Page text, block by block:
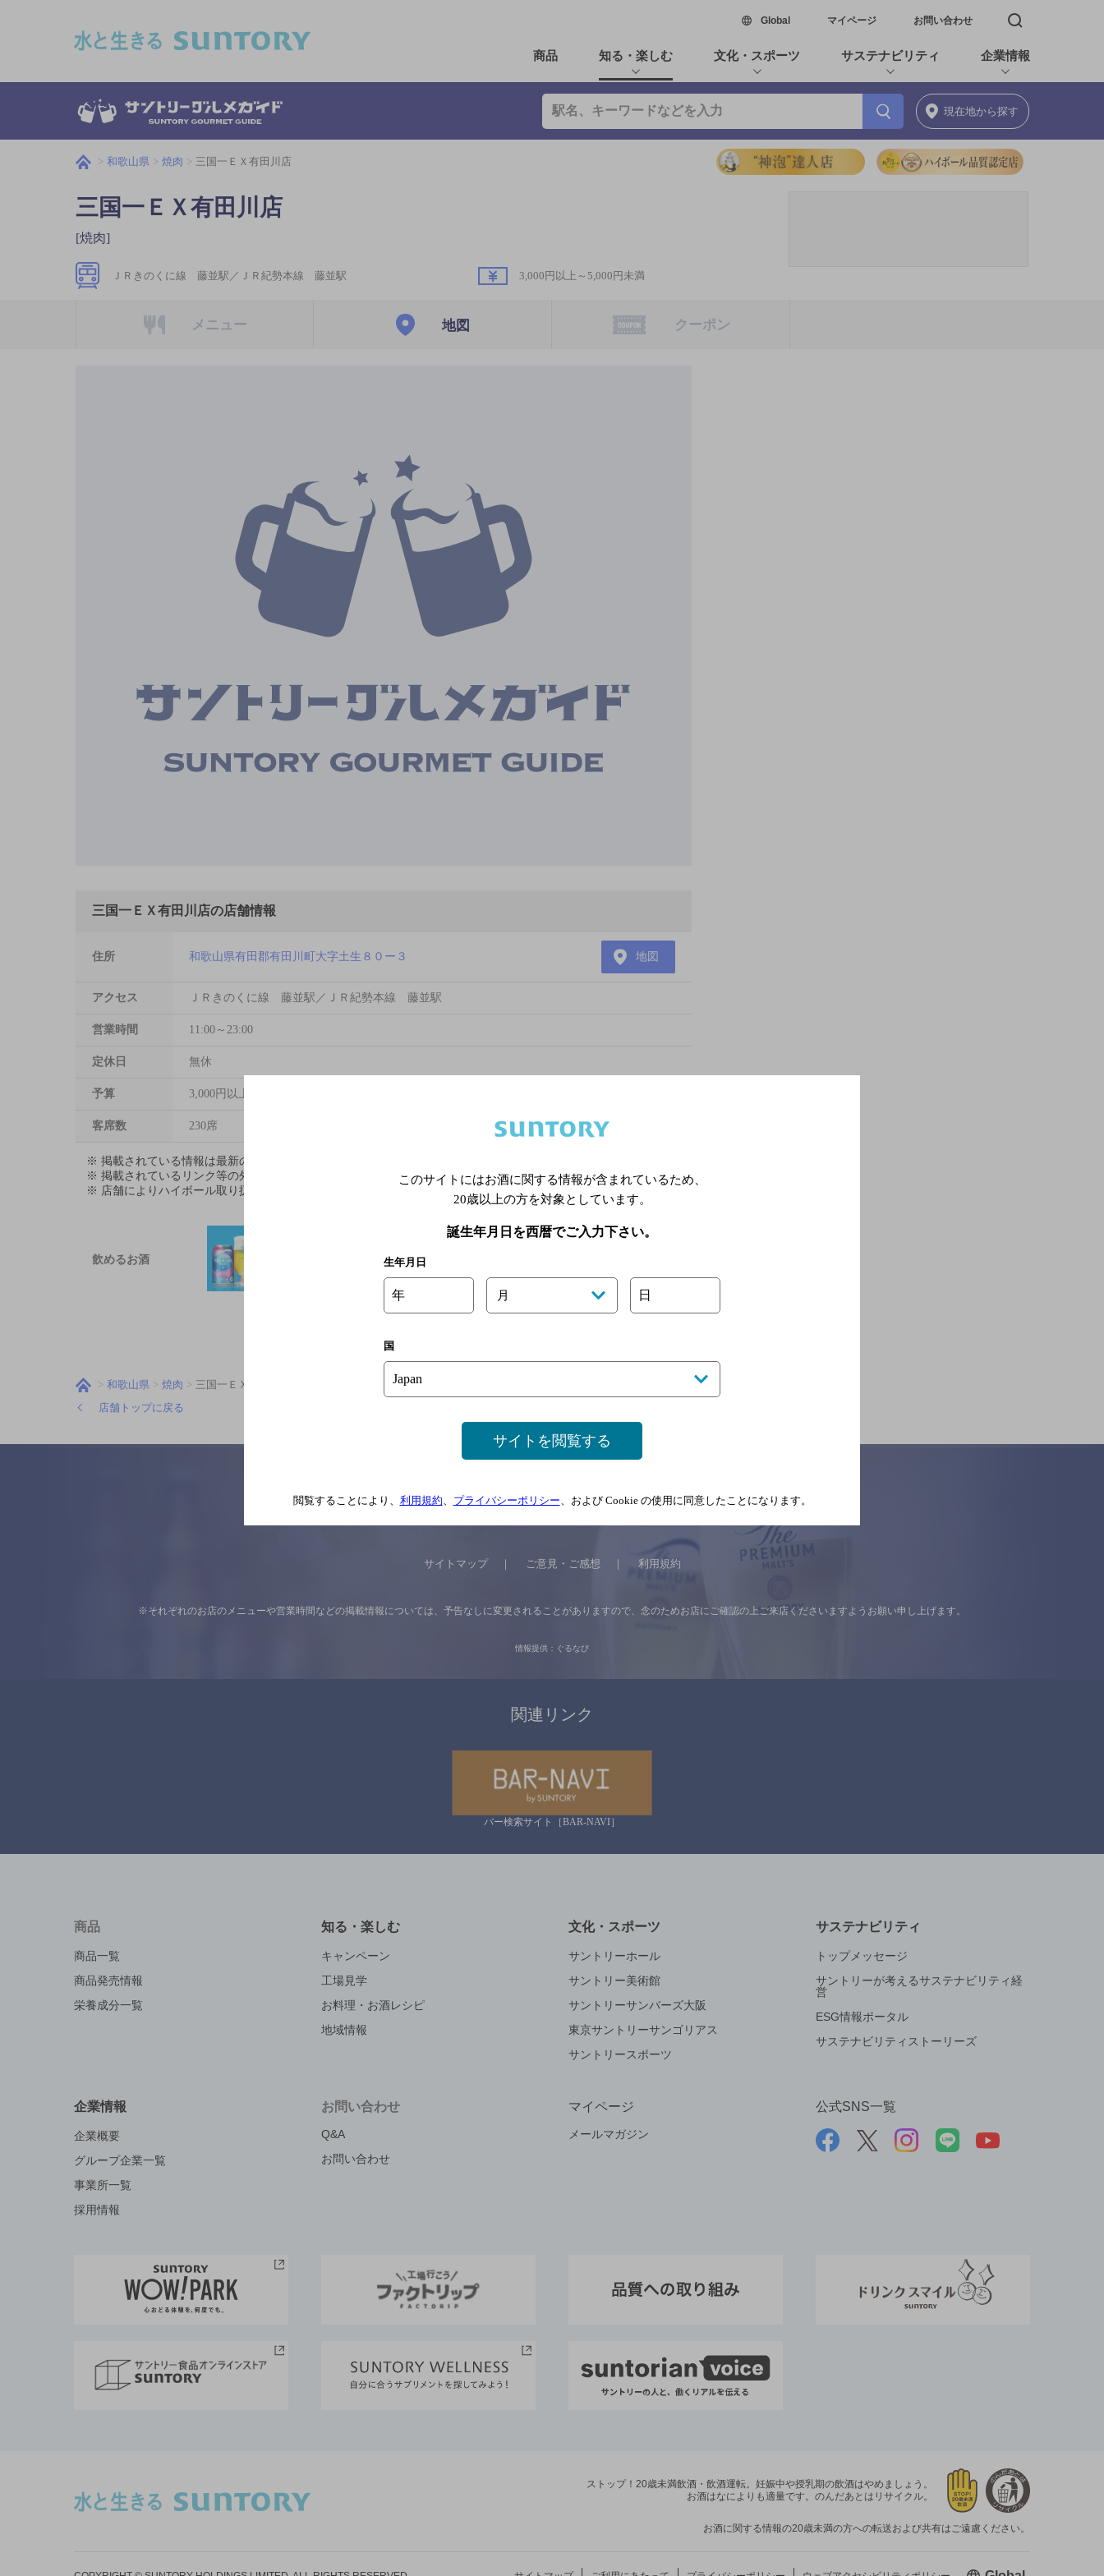
Global新しいウィンドウで開く
マイページ お問い合わせ 検索窓を開く
商品 知る・楽しむ 文化・スポーツ サステナビリティ 企業情報
現在地から探す
和歌山県 焼肉 三国一ＥＸ有田川店
三国一ＥＸ有田川店
[焼肉]
ＪＲきのくに線 藤並駅／ＪＲ紀勢本線 藤並駅 3,000円以上～5,000円未満
メニュー 地図 クーポン
三国一ＥＸ有田川店の店舗情報
住所 和歌山県有田郡有田川町大字土生８０ー３ 地図
アクセス ＪＲきのくに線 藤並駅／ＪＲ紀勢本線 藤並駅
営業時間 11:00～23:00
定休日 無休
予算 3,000円以上～5,000円未満
客席数 230席
※ 掲載されている情報は最新の内容と異なる場合があります。詳しくはお店にお問い合わせください。
※ 掲載されているリンク等の外部コンテンツはお客様のご判断でご利用ください。
※ 店舗によりハイボール取り扱い銘柄が異なります。
飲めるお酒
和歌山県 焼肉
三国一ＥＸ有田川店
店舗トップに戻る
サイトマップ ご意見・ご感想 利用規約
※それぞれのお店のメニューや営業時間などの掲載情報については、 予告なしに変更されることがありますので、 念のためお店にご確認の上ご来店くださいますようお願い申し上げます。
情報提供：ぐるなび
関連リンク
バー検索サイト［BAR-NAVI］
商品
商品一覧
商品発売情報
栄養成分一覧
知る・楽しむ
キャンペーン
工場見学
お料理・お酒レシピ
地域情報
文化・スポーツ
サントリーホール
サントリー美術館
サントリーサンバーズ大阪
東京サントリーサンゴリアス
サントリースポーツ
サステナビリティ
トップメッセージ
サントリーが考えるサステナビリティ経
営
ESG情報ポータル
サステナビリティストーリーズ
企業情報
企業概要
グループ企業一覧
事業所一覧
採用情報
お問い合わせ
Q&A
お問い合わせ
マイページ
メールマガジン
公式SNS一覧
ストップ！20歳未満飲酒・飲酒運転。 妊娠中や授乳期の飲酒はやめましょう。
お酒はなによりも適量です。 のんだあとはリサイクル。
お酒に関する情報の20歳未満の方への転送および共有はご遠慮ください。
このサイトにはお酒に関する情報が含まれているため、
20歳以上の方を対象としています。
誕生年月日を西暦でご入力下さい。
生年月日
年 月 日
国
サイトを閲覧する
閲覧することにより、 利用規約 プライバシーポリシー 、および Cookie の使用に同意したことになります。